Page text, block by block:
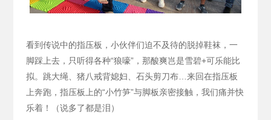
看到传说中的指压板，小伙伴们迫不及待的脱掉鞋袜，一
脚踩上去，只听得各种“狼嚎”，那酸爽岂是雪碧+可乐能比
拟。跳大绳、猪八戒背媳妇、石头剪刀布…来回在指压板
上奔跑，指压板上的“小竹笋”与脚板亲密接触，我们痛并快
乐着！（说多了都是泪）